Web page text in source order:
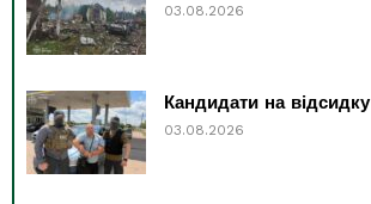
03.08.2026
Кандидати на відсидку
03.08.2026